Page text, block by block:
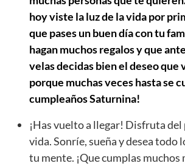
hoy viste la luz de la vida por
que pases un buen día con tu
hagan muchos regalos y que
velas decidas bien el deseo que
porque muchas veces hasta se
cumpleaños Saturnina!
¡Has vuelto a llegar! Disfruta
vida. Sonríe, sueña y desea todo
tu mente. ¡Que cumplas muchos